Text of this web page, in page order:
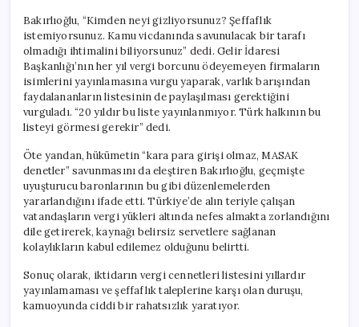
Bakırlıoğlu, “Kimden neyi gizliyorsunuz? Şeffaflık
istemiyorsunuz. Kamu vicdanında savunulacak bir tarafı
olmadığı ihtimalini biliyorsunuz” dedi. Gelir İdaresi
Başkanlığı’nın her yıl vergi borcunu ödeyemeyen firmaların
isimlerini yayınlamasına vurgu yaparak, varlık barışından
faydalananların listesinin de paylaşılması gerektiğini
vurguladı. “20 yıldır bu liste yayınlanmıyor. Türk halkının bu
listeyi görmesi gerekir” dedi.
Öte yandan, hükümetin “kara para girişi olmaz, MASAK
denetler” savunmasını da eleştiren Bakırlıoğlu, geçmişte
uyuşturucu baronlarının bu gibi düzenlemelerden
yararlandığını ifade etti. Türkiye’de alın teriyle çalışan
vatandaşların vergi yükleri altında nefes almakta zorlandığını
dile getirerek, kaynağı belirsiz servetlere sağlanan
kolaylıkların kabul edilemez olduğunu belirtti.
Sonuç olarak, iktidarın vergi cennetleri listesini yıllardır
yayınlamaması ve şeffaflık taleplerine karşı olan duruşu,
kamuoyunda ciddi bir rahatsızlık yaratıyor.